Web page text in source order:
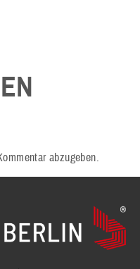
abzugeben.